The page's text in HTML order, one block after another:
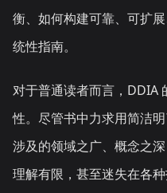
衡、如何构建可靠、可扩
统性指南。
对于普通读者而言，DDIA
性。尽管书中力求用简洁
涉及的领域之广、概念之
理解有限，甚至迷失在各种